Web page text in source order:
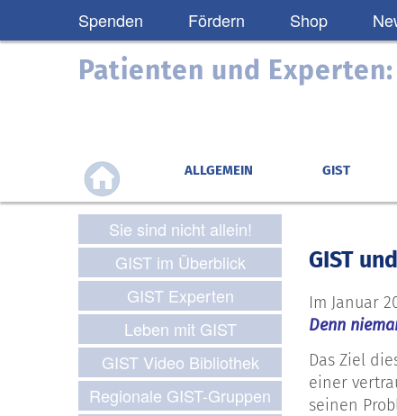
Spenden Fördern Shop
Patienten und
ALLGEMEIN GIST
Sie sind nicht allein!
GIST im Überblick
GIST Experten
Leben mit GIST
GIST Video Bibliothek
Regionale GIST-Gruppen
GIST
Im Januar
Denn
Das Ziel
einer
seinen